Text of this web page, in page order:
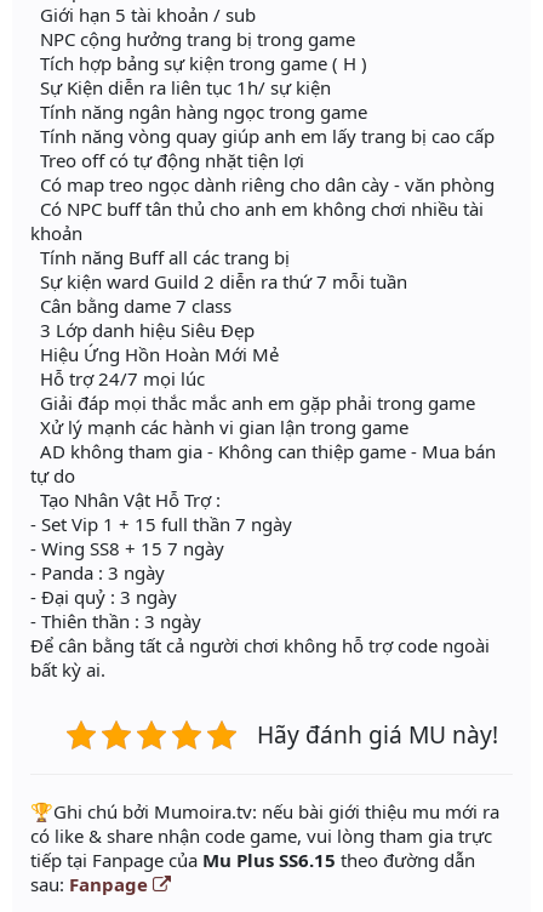
Giới hạn 5 tài khoản / sub
NPC cộng hưởng trang bị trong game
Tích hợp bảng sự kiện trong game ( H )
Sự Kiện diễn ra liên tục 1h/ sự kiện
Tính năng ngân hàng ngọc trong game
Tính năng vòng quay giúp anh em lấy trang bị cao cấp
Treo off có tự động nhặt tiện lợi
Có map treo ngọc dành riêng cho dân cày - văn phòng
Có NPC buff tân thủ cho anh em không chơi nhiều tài
khoản
Tính năng Buff all các trang bị
Sự kiện ward Guild 2 diễn ra thứ 7 mỗi tuần
Cân bằng dame 7 class
3 Lớp danh hiệu Siêu Đẹp
Hiệu Ứng Hồn Hoàn Mới Mẻ
Hỗ trợ 24/7 mọi lúc
Giải đáp mọi thắc mắc anh em gặp phải trong game
Xử lý mạnh các hành vi gian lận trong game
AD không tham gia - Không can thiệp game - Mua bán
tự do
Tạo Nhân Vật Hỗ Trợ :
- Set Vip 1 + 15 full thần 7 ngày
- Wing SS8 + 15 7 ngày
- Panda : 3 ngày
- Đại quỷ : 3 ngày
- Thiên thần : 3 ngày
Để cân bằng tất cả người chơi không hỗ trợ code ngoài
bất kỳ ai.
Hãy đánh giá MU này!
️🏆Ghi chú bởi Mumoira.tv: nếu bài giới thiệu mu mới ra
có like & share nhận code game, vui lòng tham gia trực
tiếp tại Fanpage của Mu Plus SS6.15 theo đường dẫn
sau: Fanpage